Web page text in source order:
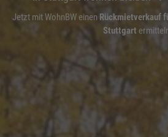
Jetzt mit WohnBW einen Rückmietverkauf
Stuttgart